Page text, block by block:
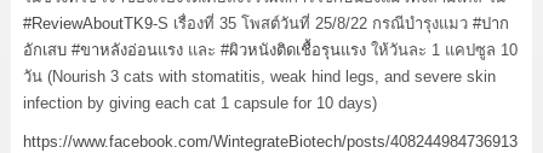
#ReviewAboutTK9-S เรื่องที่ 35 โพสต์วันที่ 25/8/22 กรณีบำรุงแมว #ปาก
อักเสบ #ขาหลังอ่อนแรงและ #ผิวหนังติดเชื้อรุนแรงให้วันละ 1 แคปซูล 10
วัน (Nourish 3 cats with stomatitis, weak hind legs, and severe skin
infection by giving each cat 1 capsule for 10 days)
https://www.facebook.com/WintegrateBiotech/posts/408244984736913